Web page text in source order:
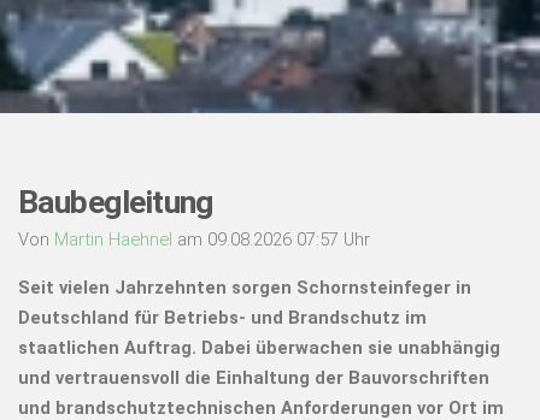
Baubegleitung
Von Martin Haehnel am 09.08.2026 07:57 Uhr
Seit vielen Jahrzehnten sorgen Schornsteinfeger in
Deutschland für Betriebs- und Brandschutz im
staatlichen Auftrag. Dabei überwachen sie unabhängig
und vertrauensvoll die Einhaltung der Bauvorschriften
und brandschutztechnischen Anforderungen vor Ort im